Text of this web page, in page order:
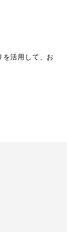
を活用して、お